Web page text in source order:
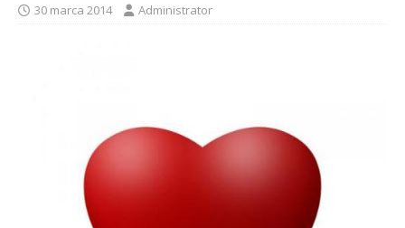
30 marca 2014 Administrator